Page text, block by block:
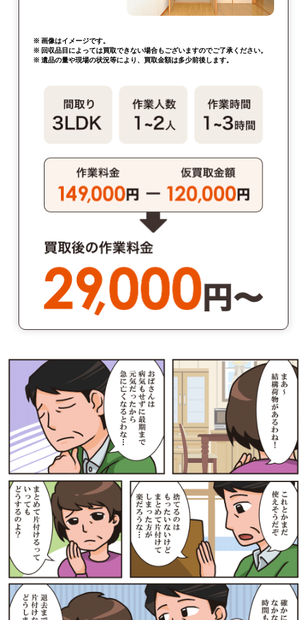
※ 画像はイメージです。
※ 回収品目によっては買取できない場合もございますのでご了承ください。
※ 遺品の量や現場の状況等により、買取金額は多少前後します。